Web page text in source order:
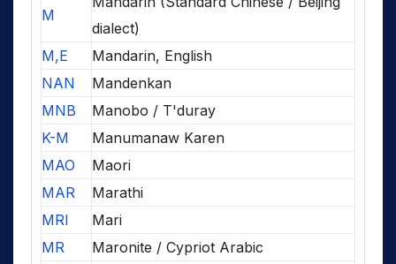
M
dialect)
M,E
Mandarin, English
NAN
Mandenkan
MNB
Manobo / T'duray
K-M
Manumanaw Karen
MAO
Maori
MAR
Marathi
MRI
Mari
MR
Maronite / Cypriot Arabic